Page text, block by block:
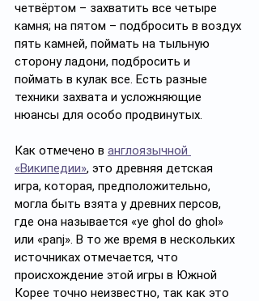
четвёртом – захватить все четыре
камня; на пятом – подбросить в воздух
пять камней, поймать на тыльную
сторону ладони, подбросить и
поймать в кулак все. Есть разные
техники захвата и усложняющие
нюансы для особо продвинутых.
Как отмечено в англоязычной
«Википедии», это древняя детская
игра, которая, предположительно,
могла быть взята у древних персов,
где она называется «ye ghol do ghol»
или «panj». В то же время в нескольких
источниках отмечается, что
происхождение этой игры в Южной
Корее точно неизвестно, так как это